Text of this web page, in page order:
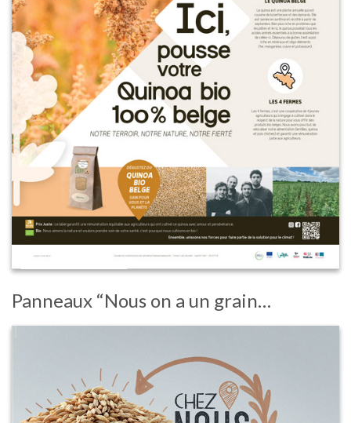
Panneaux “Nous on a un grain…